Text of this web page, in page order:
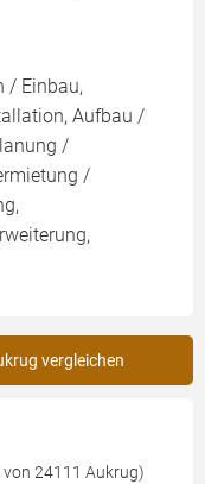
/ Einbau,
Aufbau /
/
/
vergleichen
von 24111 Aukrug)